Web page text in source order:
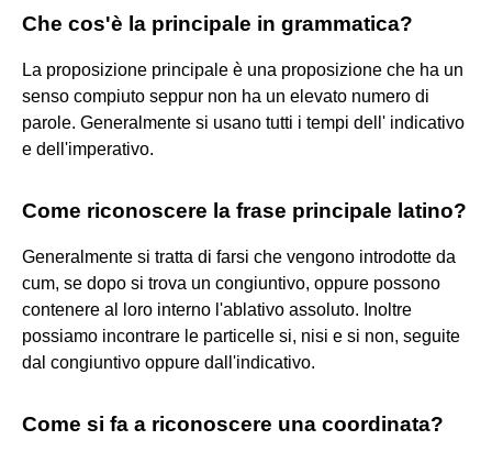
Che cos'è la principale in grammatica?
La proposizione principale è una proposizione che ha un
senso compiuto seppur non ha un elevato numero di
parole. Generalmente si usano tutti i tempi dell' indicativo
e dell'imperativo.
Come riconoscere la frase principale latino?
Generalmente si tratta di farsi che vengono introdotte da
cum, se dopo si trova un congiuntivo, oppure possono
contenere al loro interno l'ablativo assoluto. Inoltre
possiamo incontrare le particelle si, nisi e si non, seguite
dal congiuntivo oppure dall'indicativo.
Come si fa a riconoscere una coordinata?